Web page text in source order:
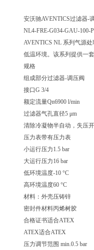
安沃驰AVENTICS过滤器-
NL4-FRE-G034-GAU-100-
AVENTICS NL 系列气源
低温环境。该系列提供一
规格
组成部分过滤器-调压阀
接口G 3/4
额定流量Qn6900 l/min
过滤器气孔直径5 μm
清除冷凝物半自动，失压
压力表带有压力表
小运行压力1.5 bar
大运行压力16 bar
低环境温度-10 °C
高环境温度60 °C
材料：外壳压铸锌
密封件材料丙烯树胶
合格证书适合ATEX
ATEX适合ATEX
压力调节范围 min.0.5 bar